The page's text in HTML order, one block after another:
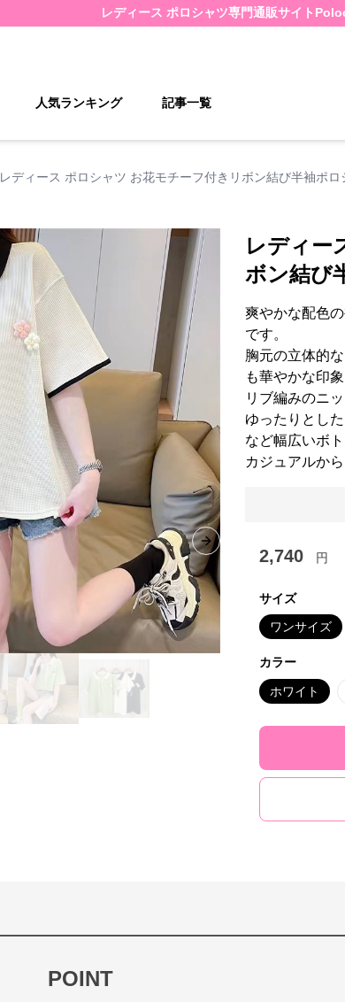
レディース ポロシャツ専門通販サイト
人気ランキング 記事一覧
レディース ポロシャツ お花モチーフ付きリボン結び半袖ポロ
Next slide
レディー
ボン結び
爽やかな配色
です。
胸元の立体的
も華やかな印
リブ編みのニ
ゆったりとし
など幅広いボ
カジュアルか
2,740 円
サイズ
ワンサイズ
カラー
ホワイト
POINT